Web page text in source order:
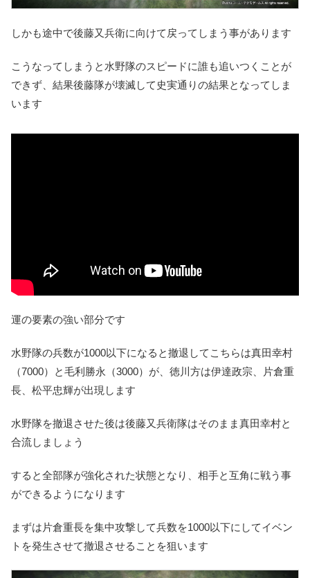
しかも途中で後藤又兵衛に向けて戻ってしまう事があります
こうなってしまうと水野隊のスピードに誰も追いつくことが
できず、結果後藤隊が壊滅して史実通りの結果となってしま
います
運の要素の強い部分です
水野隊の兵数が1000以下になると撤退してこちらは真田幸村
（7000）と毛利勝永（3000）が、徳川方は伊達政宗、片倉重
長、松平忠輝が出現します
水野隊を撤退させた後は後藤又兵衛隊はそのまま真田幸村と
合流しましょう
すると全部隊が強化された状態となり、相手と互角に戦う事
ができるようになります
まずは片倉重長を集中攻撃して兵数を1000以下にしてイベン
トを発生させて撤退させることを狙います